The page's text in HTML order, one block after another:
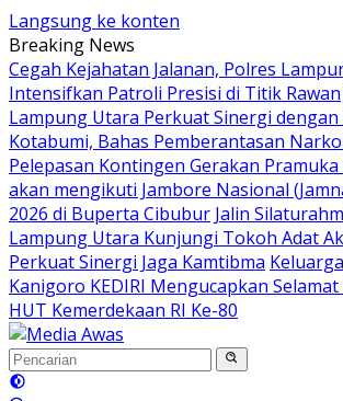
Langsung ke konten
Breaking News
Cegah Kejahatan Jalanan, Polres
Intensifkan Patroli Presisi di Titik Rawan
Lampung Utara Perkuat Sinergi dengan
Kotabumi, Bahas Pemberantasan
Pelepasan Kontingen Gerakan
akan mengikuti Jambore Nasional
2026 di Buperta Cibubur Jalin
Lampung Utara Kunjungi Tokoh Adat
Perkuat Sinergi Jaga Kamtibma
Kanigoro KEDIRI Mengucapkan
HUT Kemerdekaan RI Ke-80